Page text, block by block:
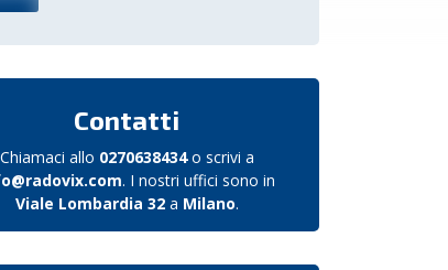
Contatti
Chiamaci allo 0270638434o scrivi a
. I nostri uffici sono in
Viale Lombardia 32a Milano.